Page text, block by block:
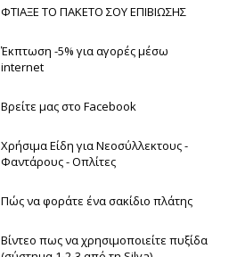
ΦΤΙΑΞΕ ΤΟ ΠΑΚΕΤΟ ΣΟΥ ΕΠΙΒΙΩΣΗΣ
Έκπτωση -5% για αγορές μέσω
internet
Βρείτε μας στο Facebook
Χρήσιμα Είδη για Νεοσύλλεκτους -
Φαντάρους - Οπλίτες
Πώς να φοράτε ένα σακίδιο πλάτης
Βίντεο πως να χρησιμοποιείτε πυξίδα